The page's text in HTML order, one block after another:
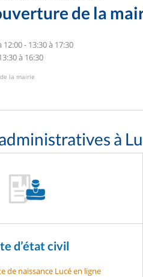
de la
- 13:30 à 17:30
à 16:30
la mairie
à
d’état civil
de naissance Lucé en ligne